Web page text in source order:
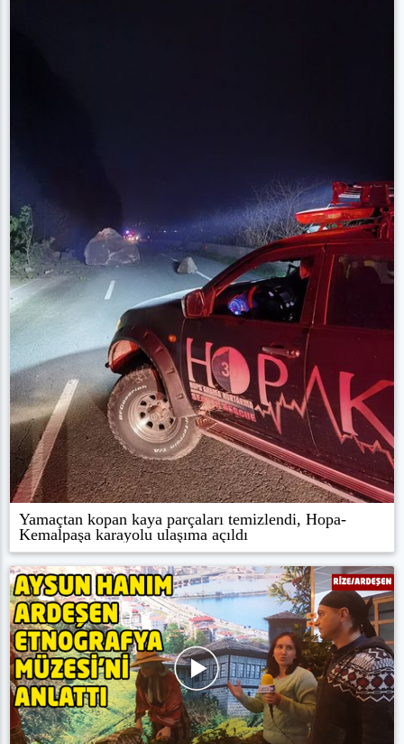
Yamaçtan kopan kaya parçaları temizlendi, Hopa-
Kemalpaşa karayolu ulaşıma açıldı